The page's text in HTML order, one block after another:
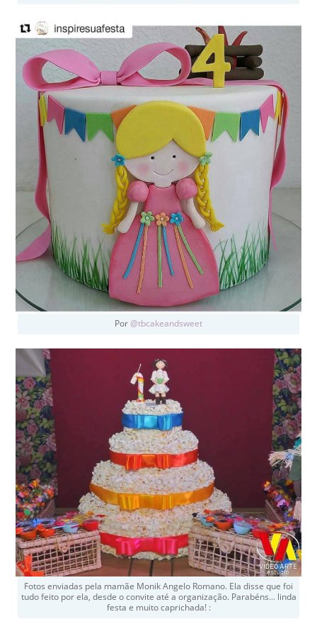
Por@tbcakeandsweet
Fotos enviadas pela mamãe Monik Angelo Romano. Ela disse que foi
tudo feito por ela, desde o convite até a organização. Parabéns… linda
festa e muito caprichada! :